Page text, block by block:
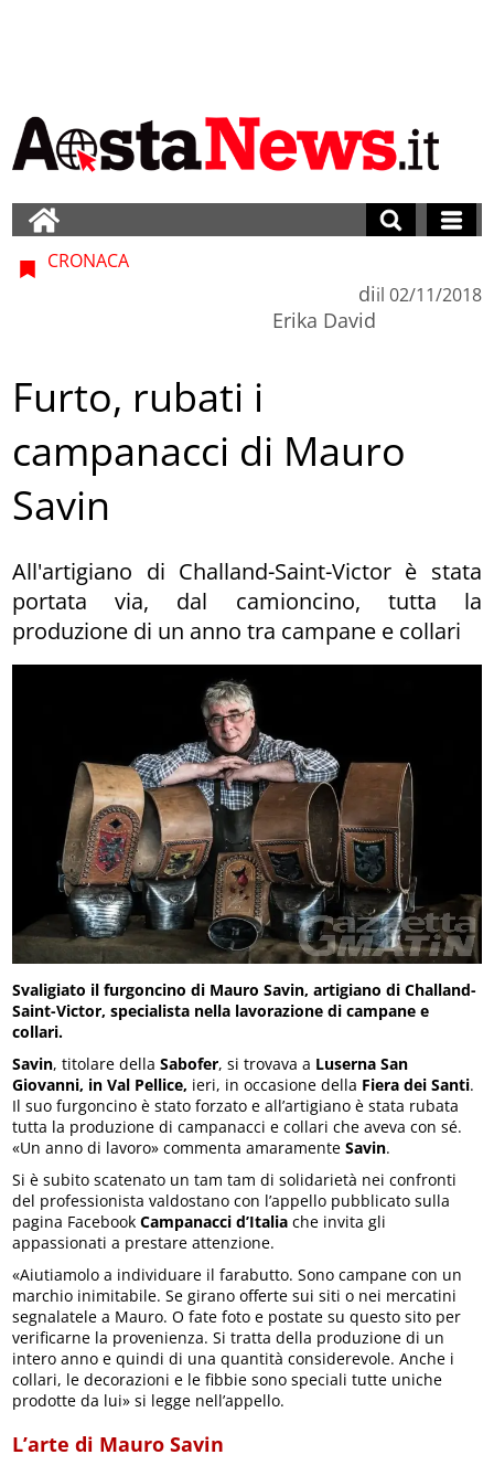
CRONACA
di
Erika David
il 02/11/2018
Furto, rubati i
campanacci di Mauro
Savin
All'artigiano di Challand-Saint-Victor è stata
portata via, dal camioncino, tutta la
produzione di un anno tra campane e collari
Svaligiato il furgoncino di Mauro Savin, artigiano di Challand-
Saint-Victor, specialista nella lavorazione di campane e
collari.
Savin, titolare dellaSabofer, si trovava a Luserna San
Giovanni, in Val Pellice, ieri, in occasione della Fiera dei Santi.
Il suo furgoncino è stato forzato e all’artigiano è stata rubata
tutta la produzione di campanacci e collari che aveva con sé.
«Un anno di lavoro» commenta amaramenteSavin.
Si è subito scatenato un tam tam di solidarietà nei confronti
del professionista valdostano con l’appello pubblicato sulla
pagina Facebook Campanacci d’Italia che invita gli
appassionati a prestare attenzione.
«Aiutiamolo a individuare il farabutto. Sono campane con un
marchio inimitabile. Se girano offerte sui siti o nei mercatini
segnalatele a Mauro. O fate foto e postate su questo sito per
verificarne la provenienza. Si tratta della produzione di un
intero anno e quindi di una quantità considerevole. Anche i
collari, le decorazioni e le fibbie sono speciali tutte uniche
prodotte da lui» si legge nell’appello.
L’arte di Mauro Savin